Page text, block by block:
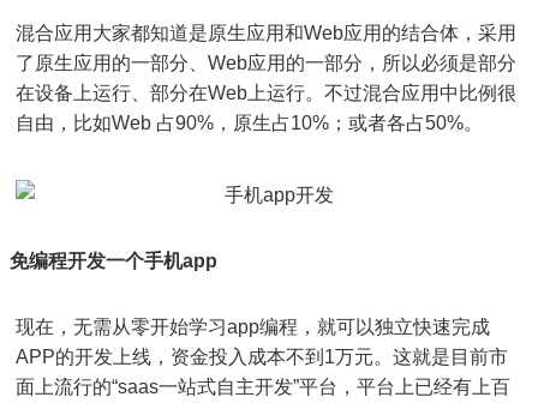
混合应用大家都知道是原生应用和Web应用的结合体，采用
了原生应用的一部分、Web应用的一部分，所以必须是部分
在设备上运行、部分在Web上运行。不过混合应用中比例很
自由，比如Web 占90%，原生占10%；或者各占50%。
免编程开发一个手机app
现在，无需从零开始学习app编程，就可以独立快速完成
APP的开发上线，资金投入成本不到1万元。这就是目前市
面上流行的“saas一站式自主开发”平台，平台上已经有上百